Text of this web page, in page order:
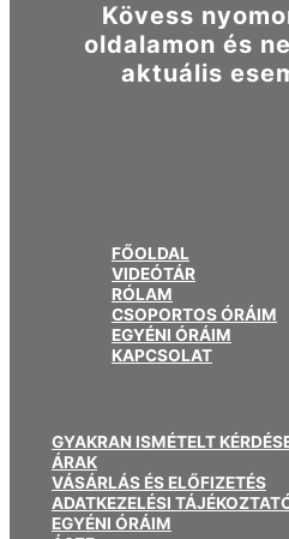
Kövess
oldalamon és
aktuális
FŐOLDAL
VIDEÓTÁR
RÓLAM
CSOPORTOS ÓRÁIM
EGYÉNI ÓRÁIM
KAPCSOLAT
GYAKRAN ISMÉTELT
ÁRAK
VÁSÁRLÁS ÉS ELŐFIZETÉS
ADATKEZELÉSI
EGYÉNI ÓRÁIM